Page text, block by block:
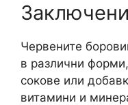
Червените
в различни
сокове или
витамини и